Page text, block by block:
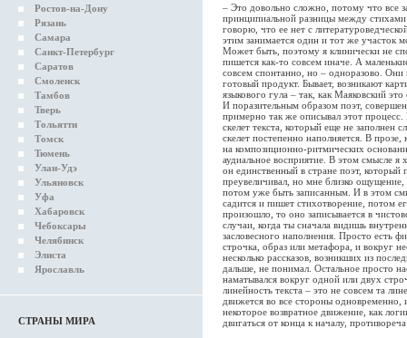
Ростов-на-Дону
Рязань
Самара
Санкт-Петербург
Саратов
Смоленск
Тамбов
Тверь
Тольятти
Томск
Тюмень
Улан-Удэ
Ульяновск
Уфа
Хабаровск
Чебоксары
Челябинск
Элиста
Ярославль
СТРАНЫ МИРА
– Это довольно сложно, потому что все
принципиальной разницы между
говорю, что ее нет с
этим занимается один и тот же участок
Может быть, поэтому я клинически не
пишется как-то совсем иначе. А
совсем спонтанно, но – одноразово.
готовый продукт. Бывает, возникают
языкового гула – так, как Маяковский
И поразительным образом поэт,
примерно так же описывал этот
скелет текста, который еще не заполнен
скелет постепенно наполняется. В
на композиционно-ритмических
аудиальное восприятие. В этом смысле
он единственный в стране поэт,
преувеличивал, но мне близко ощущение,
потом уже быть записанным. И в этом
садится и пишет стихотворение, потом
произошло, то оно записывается в
случаи, когда ты сначала видишь
засловесного наполнения. Просто есть
строчка, образ или метафора, и вокруг
несколько рассказов, возникших из
дальше, не понимал. Остальное просто
наматывался вокруг одной или двух
линейность текста – это не совсем та
движется во все стороны одновременно,
некоторое возвратное движение, как
двигаться от конца к началу,